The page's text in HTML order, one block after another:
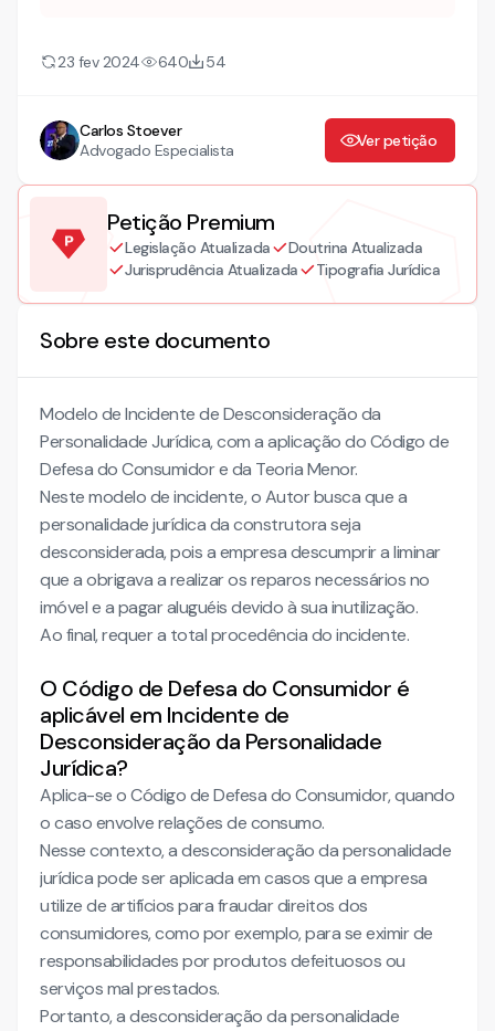
23 fev 2024 640 54
Carlos Stoever
Advogado Especialista
Ver petição
Petição Premium
Legislação Atualizada
Doutrina Atualizada
Jurisprudência Atualizada
Tipografia Jurídica
Sobre este documento
Modelo de Incidente de Desconsideração da
Personalidade Jurídica, com a aplicação do Código de
Defesa do Consumidor e da Teoria Menor.
Neste modelo de incidente, o Autor busca que a
personalidade jurídica da construtora seja
desconsiderada, pois a empresa descumprir a liminar
que a obrigava a realizar os reparos necessários no
imóvel e a pagar aluguéis devido à sua inutilização.
Ao final, requer a total procedência do incidente.
O Código de Defesa do Consumidor é
aplicável em Incidente de
Desconsideração da Personalidade
Jurídica?
Aplica-se o Código de Defesa do Consumidor, quando
o caso envolve relações de consumo.
Nesse contexto, a desconsideração da personalidade
jurídica pode ser aplicada em casos que a empresa
utilize de artifícios para fraudar direitos dos
consumidores, como por exemplo, para se eximir de
responsabilidades por produtos defeituosos ou
serviços mal prestados.
Portanto, a desconsideração da personalidade